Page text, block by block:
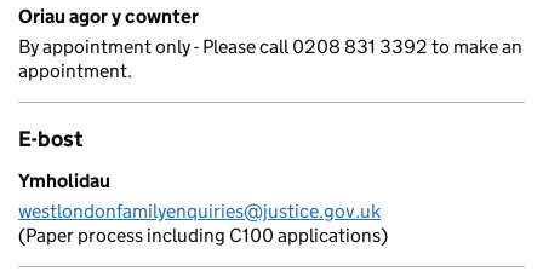
Oriau agor y cownter
By appointment only - Please call 0208 831 3392 to make an
appointment.
E-bost
Ymholidau
westlondonfamilyenquiries@justice.gov.uk
(Paper process including C100 applications)